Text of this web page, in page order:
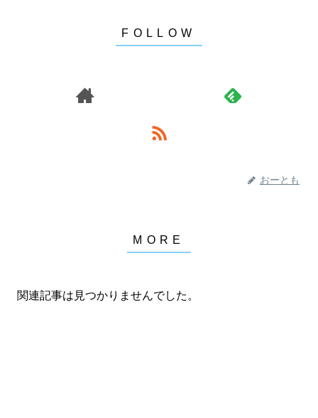
おーとも
関連記事は見つかりませんでした。